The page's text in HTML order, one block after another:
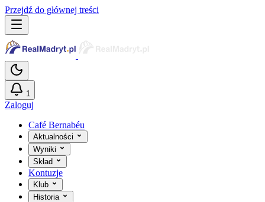
Przejdź do głównej treści
1
Zaloguj
Café Bernabéu
Aktualności
Wyniki
Skład
Kontuzje
Klub
Historia